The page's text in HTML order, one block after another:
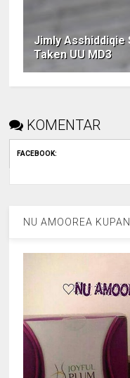
Jimly Asshiddiqie
Taken UU MD3
KOMENTAR
FACEBOOK:
NU AMOOREA